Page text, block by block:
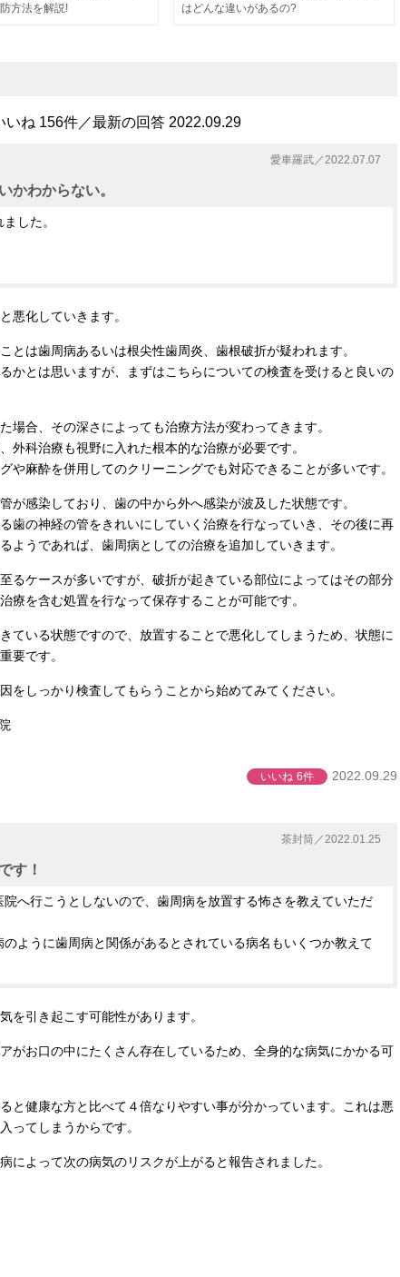
方法を解説!
はどんな違いがあるの?
いね 156件／最新の回答 2022.09.29
愛車羅武／2022.07.07
かわからない。
した。
悪化していきます。
とは歯周病あるいは根尖性歯周炎、歯根破折が疑われます。
かとは思いますが、まずはこちらについての検査を受けると良いの
場合、その深さによっても治療方法が変わってきます。
外科治療も視野に入れた根本的な治療が必要です。
や麻酔を併用してのクリーニングでも対応できることが多いです。
が感染しており、歯の中から外へ感染が波及した状態です。
歯の神経の管をきれいにしていく治療を行なっていき、その後に再
ようであれば、歯周病としての治療を追加していきます。
るケースが多いですが、破折が起きている部位によってはその部分
療を含む処置を行なって保存することが可能です。
ている状態ですので、放置することで悪化してしまうため、状態に
要です。
をしっかり検査してもらうことから始めてみてください。
いいね 6件 2022.09.29
茶封筒／2022.01.25
す！
へ行こうとしないので、歯周病を放置する怖さを教えていただ
ように歯周病と関係があるとされている病名もいくつか教えて
を引き起こす可能性があります。
がお口の中にたくさん存在しているため、全身的な病気にかかる可
と健康な方と比べて４倍なりやすい事が分かっています。これは悪
ってしまうからです。
によって次の病気のリスクが上がると報告されました。